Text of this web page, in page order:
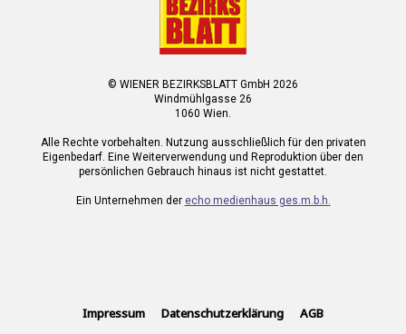
© WIENER BEZIRKSBLATT GmbH 2026
Windmühlgasse 26
1060 Wien.
Alle Rechte vorbehalten. Nutzung ausschließlich für den privaten
Eigenbedarf. Eine Weiterverwendung und Reproduktion über den
persönlichen Gebrauch hinaus ist nicht gestattet.
Ein Unternehmen der echo medienhaus ges.m.b.h.
Impressum Datenschutzerklärung AGB